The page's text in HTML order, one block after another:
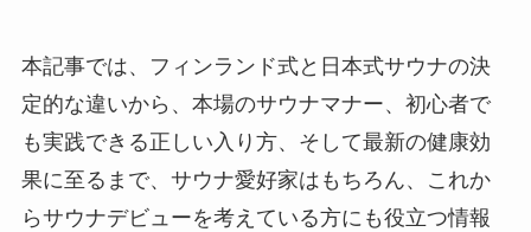
本記事では、フィンランド式と日本式サウナの決
定的な違いから、本場のサウナマナー、初心者で
も実践できる正しい入り方、そして最新の健康効
果に至るまで、サウナ愛好家はもちろん、これか
らサウナデビューを考えている方にも役立つ情報